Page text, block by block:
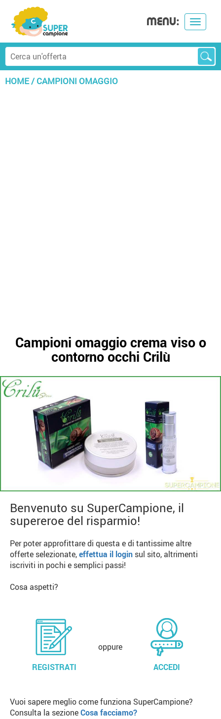
Toggle
MENU:
HOME/CAMPIONI OMAGGIO
Campioni omaggio crema viso o
contorno occhi Crilù
Benvenuto su SuperCampione, il
supereroe del risparmio!
Per poter approfittare di questa e di tantissime altre
offerte selezionate,effettua il login sul sito, altrimenti
iscriviti in pochi e semplici passi!
Cosa aspetti?
REGISTRATI
oppure
ACCEDI
Vuoi sapere meglio come funziona SuperCampione?
Consulta la sezioneCosa facciamo?